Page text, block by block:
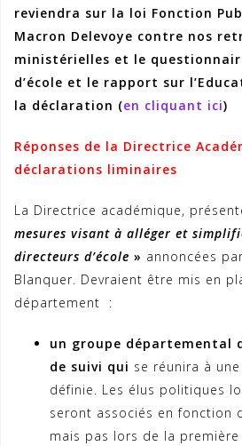
reviendra sur la loi Fonction
Macron Delevoye contre nos
ministérielles et le
d’école et le rapport sur
la déclaration (en cliquant ici)
Réponses de la Directrice
déclarations liminaires
La Directrice académique,
mesures visant à alléger et
directeurs d’école » annoncées
Blanquer. Devraient être mis en
département :
un groupe départemental
de suivi qui se réunira à
définie. Les élus politiques
seront associés en fonction
mais pas lors de la